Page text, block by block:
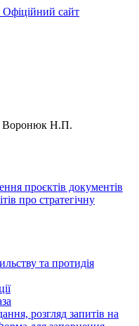
Офіційний сайт
Воронюк Н.П.
проєктів документів
про стратегічну
та протидія
розгляд запитів на